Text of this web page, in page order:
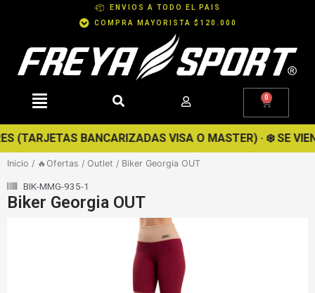
ENVIOS A TODO EL PAIS
COMPRA MAYORISTA $120.000
0 Cart
BANCARIZADAS VISA O MASTER) · ❄️ SE VIENE
Inicio / 🔥Ofertas / Outlet / Biker Georgia OUT
BIK-MMG-935-1
Biker Georgia OUT